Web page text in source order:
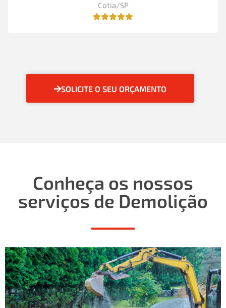
Cotia/SP
SOLICITE O SEU ORÇAMENTO
Conheça os nossos
serviços de Demolição